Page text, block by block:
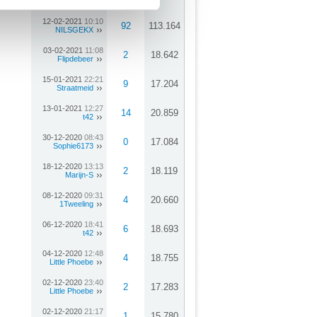
12-02-2021 10:10
NILSGEKX
92 113.164
03-02-2021 11:08
Flipdebeer
2 18.642
15-01-2021 22:21
Straatmeid
9 17.204
13-01-2021 12:27
t42
14 20.859
30-12-2020 08:43
Sophie6173
0 17.084
18-12-2020 13:13
Marijn-S
2 18.119
08-12-2020 09:31
1Tweeling
4 20.660
06-12-2020 18:41
t42
6 18.693
04-12-2020 12:48
Little Phoebe
4 18.755
02-12-2020 23:40
Little Phoebe
2 17.283
02-12-2020 21:17